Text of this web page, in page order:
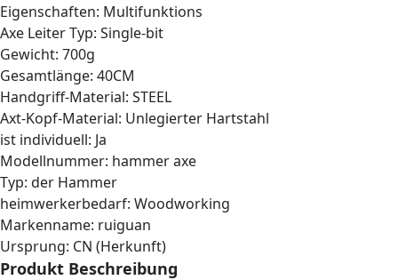
Eigenschaften: Multifunktions
Axe Leiter Typ: Single-bit
Gewicht: 700g
Gesamtlänge: 40CM
Handgriff-Material: STEEL
Axt-Kopf-Material: Unlegierter Hartstahl
ist individuell: Ja
Modellnummer: hammer axe
Typ: der Hammer
heimwerkerbedarf: Woodworking
Markenname: ruiguan
Ursprung: CN (Herkunft)
Produkt Beschreibung